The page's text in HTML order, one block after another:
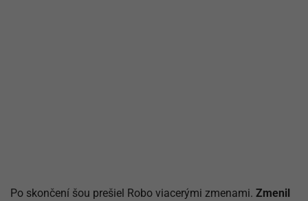
Po skončení šou prešiel Robo viacerými zmenami. Zmenil